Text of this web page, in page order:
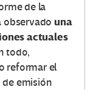
de la
observado una
actuales
todo,
reformar el
de emisión